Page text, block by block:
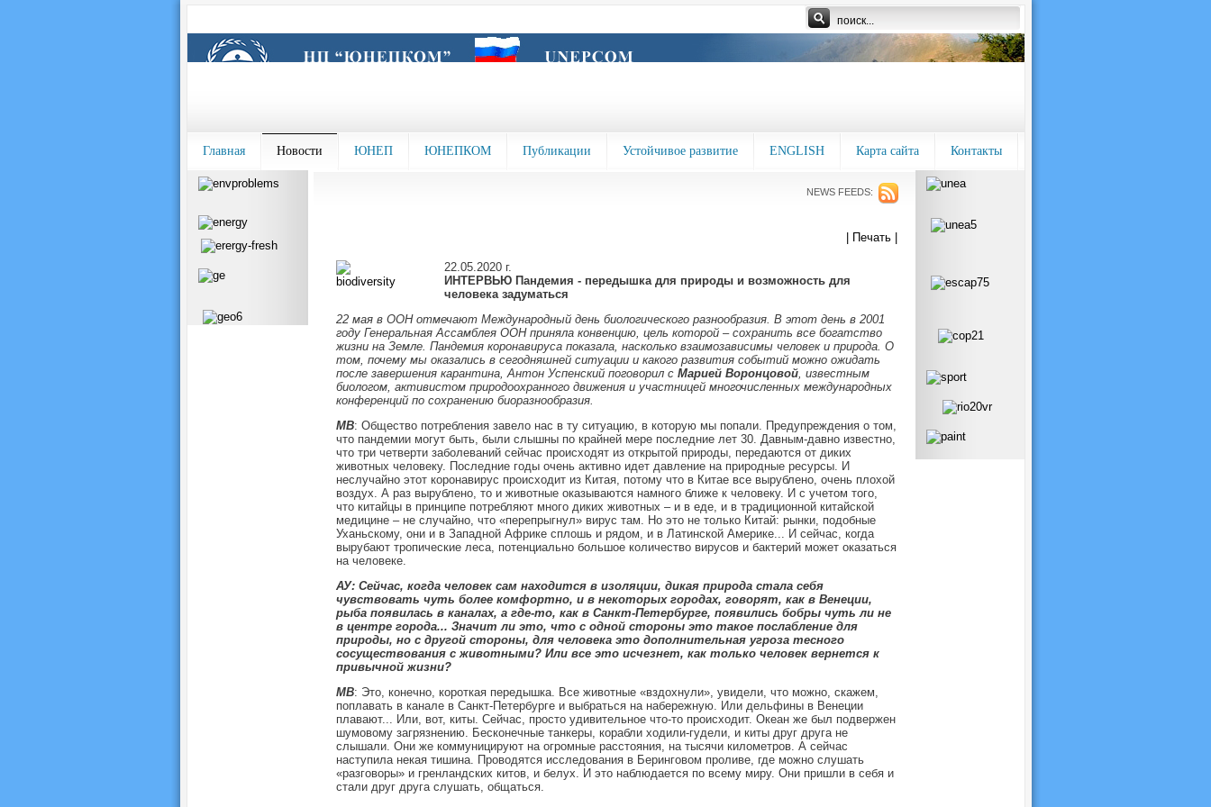
Главная Новости ЮНЕП ЮНЕПКОМ Публикации Устойчивое развитие ENGLISH Карта сайта Контакты
NEWS FEEDS:
| Печать |
22.05.2020 г.
ИНТЕРВЬЮ Пандемия - передышка для природы и возможность для
человека задуматься
22 мая в ООН отмечают Международный день биологического разнообразия. В этот день в 2001
году Генеральная Ассамблея ООН приняла конвенцию, цель которой – сохранить все богатство
жизни на Земле. Пандемия коронавируса показала, насколько взаимозависимы человек и природа. О
том, почему мы оказались в сегодняшней ситуации и какого развития событий можно ожидать
после завершения карантина, Антон Успенский поговорил с Марией Воронцовой, известным
биологом, активистом природоохранного движения и участницей многочисленных международных
конференций по сохранению биоразнообразия.
МВ: Общество потребления завело нас в ту ситуацию, в которую мы попали. Предупреждения о том,
что пандемии могут быть, были слышны по крайней мере последние лет 30. Давным-давно известно,
что три четверти заболеваний сейчас происходят из открытой природы, передаются от диких
животных человеку. Последние годы очень активно идет давление на природные ресурсы. И
неслучайно этот коронавирус происходит из Китая, потому что в Китае все вырублено, очень плохой
воздух. А раз вырублено, то и животные оказываются намного ближе к человеку. И с учетом того,
что китайцы в принципе потребляют много диких животных – и в еде, и в традиционной китайской
медицине – не случайно, что «перепрыгнул» вирус там. Но это не только Китай: рынки, подобные
Уханьскому, они и в Западной Африке сплошь и рядом, и в Латинской Америке... И сейчас, когда
вырубают тропические леса, потенциально большое количество вирусов и бактерий может оказаться
на человеке.
АУ: Сейчас, когда человек сам находится в изоляции, дикая природа стала себя
чувствовать чуть более комфортно, и в некоторых городах, говорят, как в Венеции,
рыба появилась в каналах, а где-то, как в Санкт-Петербурге, появились бобры чуть ли не
в центре города... Значит ли это, что с одной стороны это такое послабление для
природы, но с другой стороны, для человека это дополнительная угроза тесного
сосуществования с животными? Или все это исчезнет, как только человек вернется к
привычной жизни?
МВ: Это, конечно, короткая передышка. Все животные «вздохнули», увидели, что можно, скажем,
поплавать в канале в Санкт-Петербурге и выбраться на набережную. Или дельфины в Венеции
плавают... Или, вот, киты. Сейчас, просто удивительное что-то происходит. Океан же был подвержен
шумовому загрязнению. Бесконечные танкеры, корабли ходили-гудели, и киты друг друга не
слышали. Они же коммуницируют на огромные расстояния, на тысячи километров. А сейчас
наступила некая тишина. Проводятся исследования в Беринговом проливе, где можно слушать
«разговоры» и гренландских китов, и белух. И это наблюдается по всему миру. Они пришли в себя и
стали друг друга слушать, общаться.